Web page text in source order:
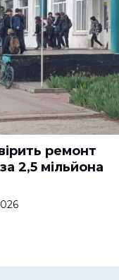
ремонт
2,5 мільйона